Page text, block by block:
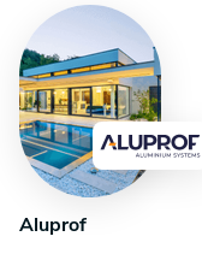
Aluprof